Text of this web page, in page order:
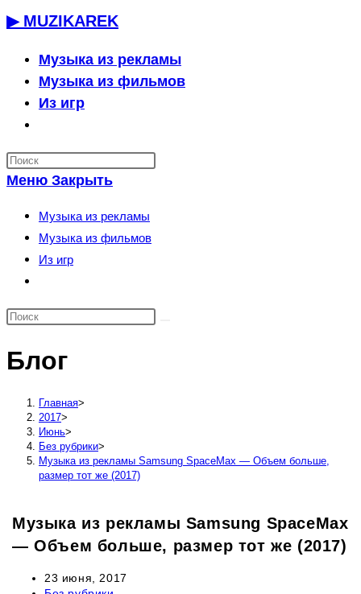
Перейти
содержимому
▶ MUZIKAREK
Музыка из рекламы
Музыка из фильмов
Из игр
по
веб-
сайту
Меню Закрыть
Музыка из рекламы
Музыка из фильмов
Из игр
по
сайту
Блог
Главная>
2017>
Июнь>
Без рубрики>
Музыка из рекламы Samsung SpaceMax — Объем больше,
размер тот же (2017)
Музыка из рекламы Samsung SpaceMax
— Объем больше, размер тот же (2017)
Запись
23 июня, 2017